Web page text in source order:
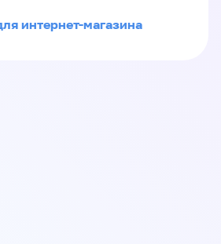
интернет-магазина